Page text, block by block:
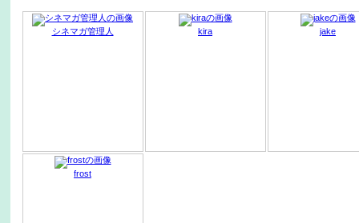
シネマガ管理人 kira jake
frost